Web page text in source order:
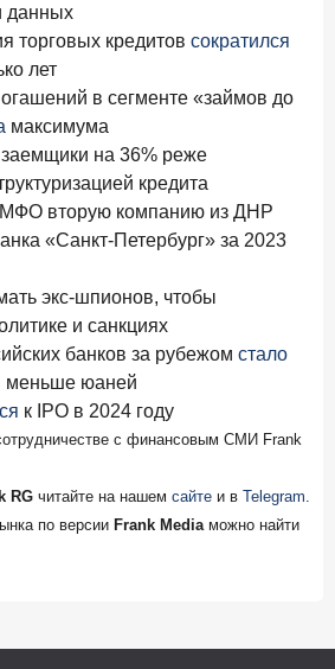
как россияне выбирали
новичкам здесь больше не
ИССЛЕДОВАНИЕ
года объем выдач кредитов
руб.
году: портрет клиента, тренды
бизнеса при открытии
ИССЛЕДОВАНИЕ
2025 года
руб.
данных
торговых кредитов сократился
лет
в сегменте «займов до
максимума
на 36% реже
кредита
МФО вторую компанию из ДНР
«Санкт-Петербург» за 2023
экс-шпионов, чтобы
и санкциях
банков за рубежом стало
меньше юаней
к IPO в 2024 году
с финансовым СМИ Frank
RG читайте на нашем сайте и в Telegram
по версии Frank Media можно найти